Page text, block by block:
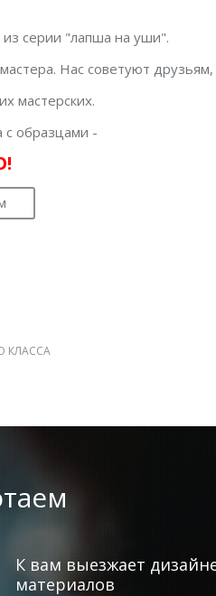
серии "лапша на уши".
Нас советуют
мастерских.
образцами -
КЛАССА
К вам выезжает
материалов